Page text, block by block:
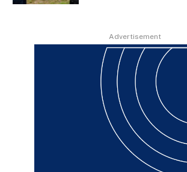
Advertisement